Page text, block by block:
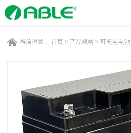
当前位置： 首页 > 产品规格 > 可充电电池